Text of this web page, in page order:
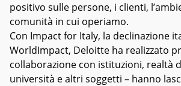
positivo sulle persone, i clienti,
comunità in cui operiamo.
Con Impact for Italy, la declinazione
WorldImpact, Deloitte ha realizzato
collaborazione con istituzioni, realtà
università e altri soggetti – hanno